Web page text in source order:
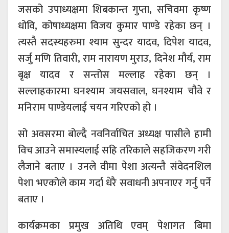
जसको उपाध्यक्षमा शिबकान्त गुप्ता, सचिवमा कृष्ण
धोवि, कोषाध्यक्षमा विजय कुमार पाण्डे रहेका छन् ।
त्यस्तै सदस्यहरुमा श्याम सुन्दर यादव, दिपेश यादव,
सर्जु मणि तिवारी, राम नारायण मुराउ, दिनेश मौर्य, राम
बृक्ष यादव र सन्तोस मल्लाह रहेका छन् ।
सल्लाहकारमा घनश्याम जयसवाल, घनश्याम चौवे र
मनिराम पाण्डेयलाई चयन गरिएको हो ।
सो अवसरमा बोल्दै नवनिर्वाचित अध्यक्ष पासीले हामी
विच आउने समास्यलाई सहि तरिकाले सहजिकरण गरी
लैजाने बताए । उनले वीमा पेशा अत्यन्तै संवेदनशिल
पेशा भएकोले काम गर्दा धेरै सवाधनी अपनाएर गर्नु पर्ने
बताए ।
कार्यक्रमका प्रमुख अतिथि एवम् पेशागत बिमा